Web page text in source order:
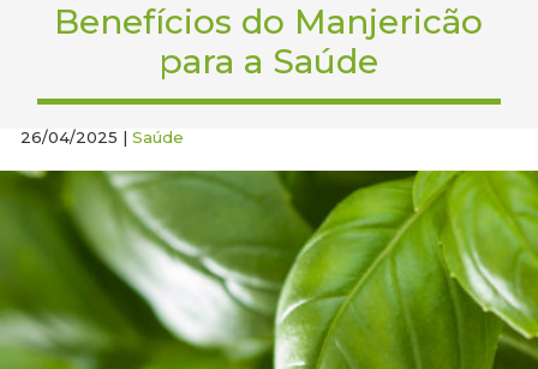
Benefícios do Manjericão
para a Saúde
26/04/2025 |Saúde